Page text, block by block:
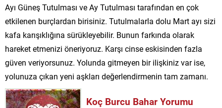
Ayı Güneş Tutulması ve Ay Tutulması tarafından en çok
etkilenen burçlardan birisiniz. Tutulmalarla dolu Mart ayı sizi
kafa karışıklığına sürükleyebilir. Bunun farkında olarak
hareket etmenizi öneriyoruz. Karşı cinse eskisinden fazla
güven veriyorsunuz. Yolunda gitmeyen bir ilişkiniz var ise,
yolunuza çıkan yeni aşkları değerlendirmenin tam zamanı.
Koç Burcu Bahar Yorumu